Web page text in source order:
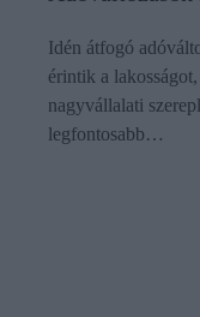
Idén átfogó
érintik a
nagyvállalati
legfontosabb…